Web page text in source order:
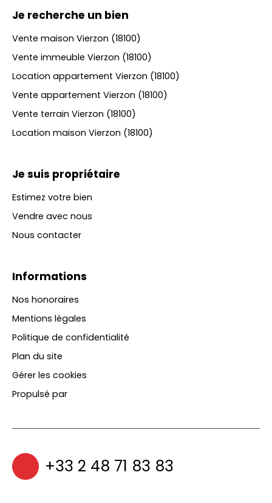
Je recherche un bien
Vente maison Vierzon (18100)
Vente immeuble Vierzon (18100)
Location appartement Vierzon (18100)
Vente appartement Vierzon (18100)
Vente terrain Vierzon (18100)
Location maison Vierzon (18100)
Je suis propriétaire
Estimez votre bien
Vendre avec nous
Nous contacter
Informations
Nos honoraires
Mentions légales
Politique de confidentialité
Plan du site
Gérer les cookies
Propulsé par
+33 2 48 71 83 83